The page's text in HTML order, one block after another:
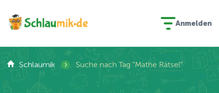
Anmelden
Schlaumik › Suche nach Tag "Mathe Rätsel"